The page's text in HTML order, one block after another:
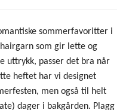
sommerfavoritter i
som gir lette og
uttrykk, passer det bra når
heftet har vi designet
men også til helt
dager i bakgården. Plagg